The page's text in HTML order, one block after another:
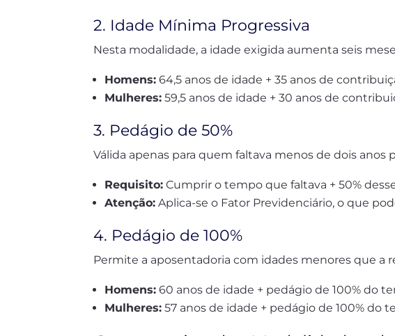
2. Idade Mínima Progressiva
Nesta modalidade, a idade exigida aumenta seis
Homens: 64,5 anos de idade + 35 anos de
Mulheres: 59,5 anos de idade + 30 anos de
3. Pedágio de 50%
Válida apenas para quem faltava menos de dois anos
Requisito: Cumprir o tempo que faltava + 50%
Atenção: Aplica-se o Fator Previdenciário, o que
4. Pedágio de 100%
Permite a aposentadoria com idades menores que a
Homens: 60 anos de idade + pedágio de 100% do
Mulheres: 57 anos de idade + pedágio de 100% do